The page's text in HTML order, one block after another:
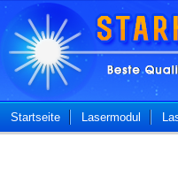
Startseite Lasermodul